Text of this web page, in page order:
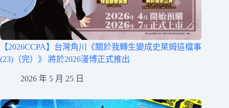
【2026CCPA】台灣角川《關於我轉生變成史萊姆這檔事
(23)（完）》 將於2026漫博正式推出
2026 年 5 月 25 日